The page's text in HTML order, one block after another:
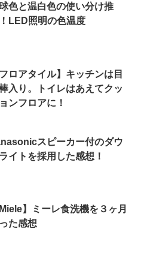
色と温白色の使い分け推
LED照明の色温度
フロアタイル】キッチンは目
入り。トイレはあえてクッ
ンフロアに！
スピーカー付のダウ
イトを採用した感想！
Miele】ミーレ食洗機を３ヶ月
た感想